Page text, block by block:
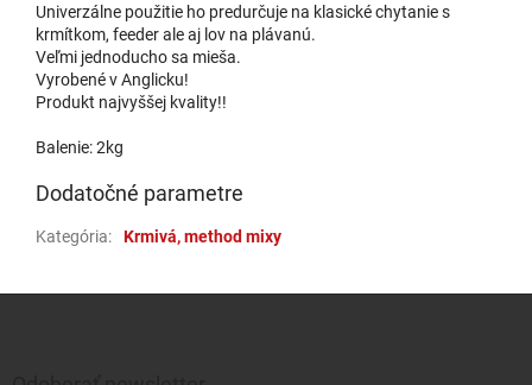
Univerzálne použitie ho predurčuje na klasické chytanie s
krmítkom, feeder ale aj lov na plávanú.
Veľmi jednoducho sa mieša.
Vyrobené v Anglicku!
Produkt najvyššej kvality!!
Balenie: 2kg
Dodatočné parametre
Kategória: Krmivá, method mixy